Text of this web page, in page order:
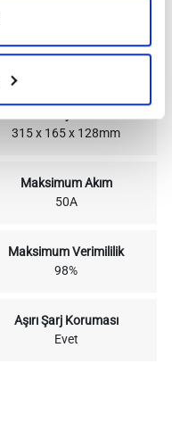
0 ~ 3000 m
315 x 165 x 128mm
Maksimum Akım
50A
Maksimum Verimililik
98%
Aşırı Şarj Koruması
Evet